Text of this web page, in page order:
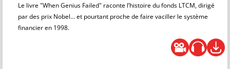
Le livre "When Genius Failed" raconte l’histoire du fonds LTCM, dirigé
par des prix Nobel… et pourtant proche de faire vaciller le système
financier en 1998.